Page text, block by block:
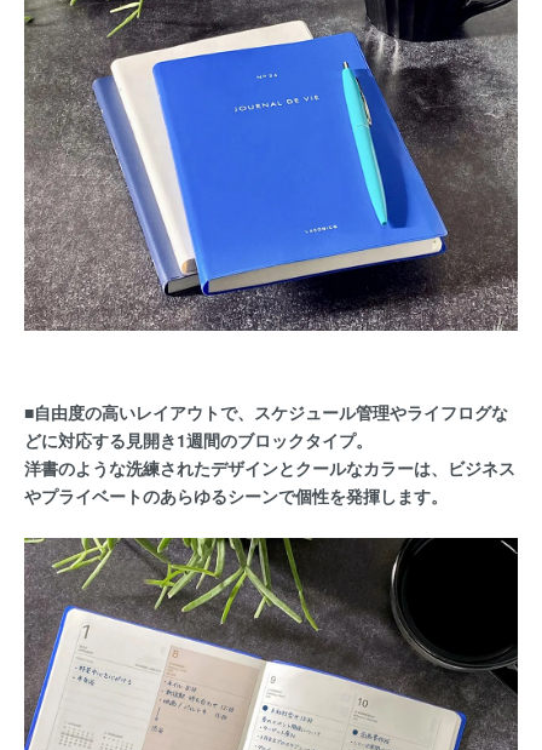
■自由度の高いレイアウトで、スケジュール管理やライフログな
どに対応する見開き1週間のブロックタイプ。
洋書のような洗練されたデザインとクールなカラーは、ビジネス
やプライベートのあらゆるシーンで個性を発揮します。